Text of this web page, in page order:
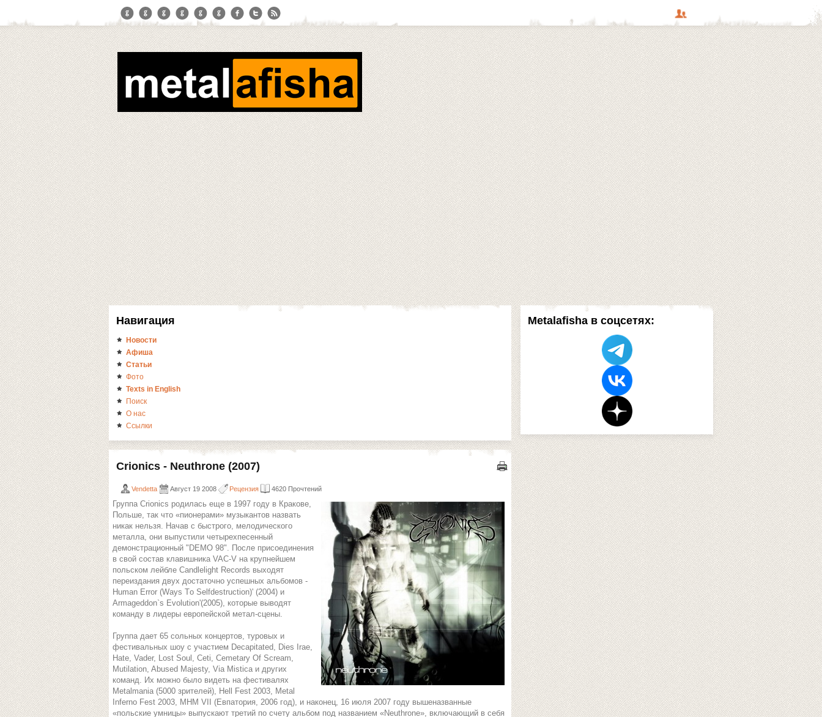
Metalafisha в соцсетях:
Навигация
Новости
Афиша
Статьи
Фото
Texts in English
Поиск
О нас
Ссылки
Crionics - Neuthrone (2007)
Vendetta Август 19 2008 Рецензия 4620 Прочтений
Группа Сrionics родилась еще в 1997 году в Кракове,
Польше, так что «пионерами» музыкантов назвать
никак нельзя. Начав с быстрого, мелодического
металла, они выпустили четырехпесенный
демонстрационный "DEMO 98". После присоединения
в свой состав клавишника VAC-V на крупнейшем
польском лейбле Candlelight Records выходят
переиздания двух достаточно успешных альбомов -
Human Error (Ways Тo Selfdestruction)' (2004) и
Armageddon`s Evolution'(2005), которые выводят
команду в лидеры европейской метал-сцены.
Группа дает 65 сольных концертов, туровых и
фестивальных шоу с участием Decapitated, Dies Irae,
Hate, Vader, Lost Soul, Ceti, Cemetary Of Scream,
Mutilation, Abused Majesty, Via Mistica и других
команд. Их можно было видеть на фестивалях
Metalmania (5000 зрителей), Hell Fest 2003, Metal
Inferno Fest 2003, MHM VII (Евпатория, 2006 год), и наконец, 16 июля 2007 году вышеназванные
«польские умницы» выпускают третий по счету альбом под названием «Neuthrone», включающий в себя